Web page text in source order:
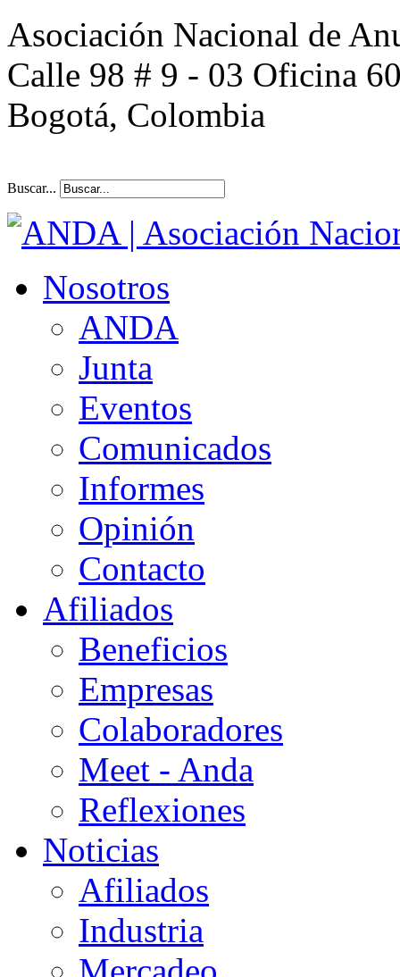
Asociación Nacional de
Calle 98 # 9 - 03 Oficina
Bogotá, Colombia
Buscar...
Nosotros
ANDA
Junta
Eventos
Comunicados
Informes
Opinión
Contacto
Afiliados
Beneficios
Empresas
Colaboradores
Meet - Anda
Reflexiones
Noticias
Afiliados
Industria